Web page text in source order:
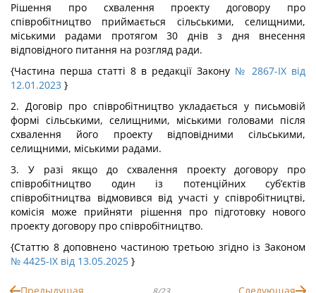
Рішення про схвалення проекту договору про
співробітництво приймається сільськими, селищними,
міськими радами протягом 30 днів з дня внесення
відповідного питання на розгляд ради.
{Частина перша статті 8 в редакції Закону № 2867-IX від
12.01.2023 }
2. Договір про співробітництво укладається у письмовій
формі сільськими, селищними, міськими головами після
схвалення його проекту відповідними сільськими,
селищними, міськими радами.
3. У разі якщо до схвалення проекту договору про
співробітництво один із потенційних суб’єктів
співробітництва відмовився від участі у співробітництві,
комісія може прийняти рішення про підготовку нового
проекту договору про співробітництво.
{Статтю 8 доповнено частиною третьою згідно із Законом
№ 4425-IX від 13.05.2025 }